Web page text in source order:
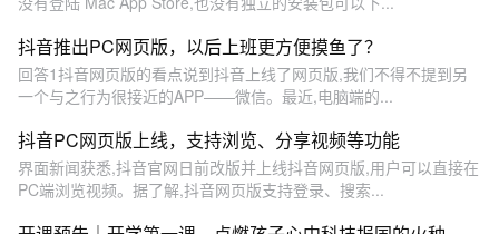
抖音推出PC网页版，以后上班更方便摸鱼了？
回答1抖音网页版的看点说到抖音上线了网页版,我们不得不提到另
一个与之行为很接近的APP——微信。最近,电脑端的...
抖音PC网页版上线，支持浏览、分享视频等功能
界面新闻获悉,抖音官网日前改版并上线抖音网页版,用户可以直接在
PC端浏览视频。据了解,抖音网页版支持登录、搜索...